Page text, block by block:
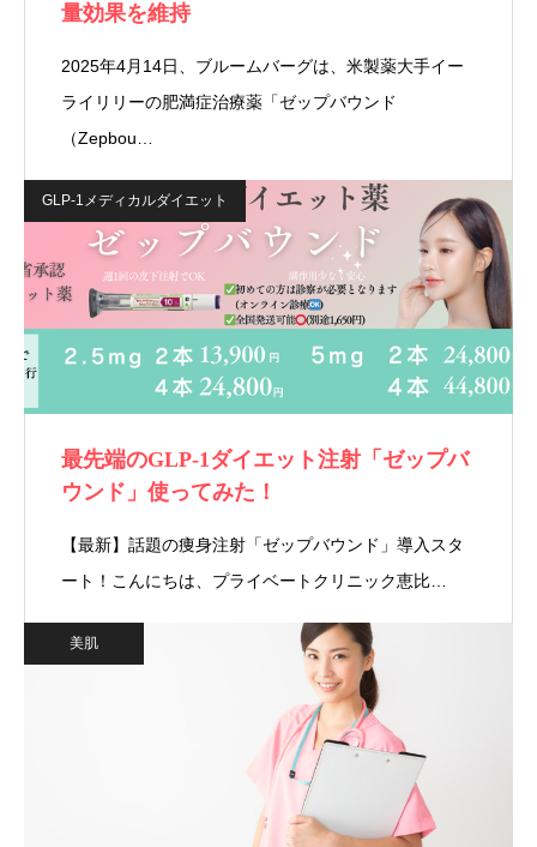
量効果を維持
2025年4月14日、ブルームバーグは、米製薬大手イー
ライリリーの肥満症治療薬「ゼップバウンド
（Zepbou…
GLP-1メディカルダイエット
最先端のGLP‐1ダイエット注射「ゼップバ
ウンド」使ってみた！
【最新】話題の痩身注射「ゼップバウンド」導入スタ
ート！こんにちは、プライベートクリニック恵比…
美肌